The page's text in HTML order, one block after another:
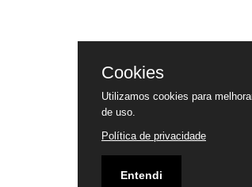
Cookies
Utilizamos cookies para
de uso.
Política de privacidade
Entendi